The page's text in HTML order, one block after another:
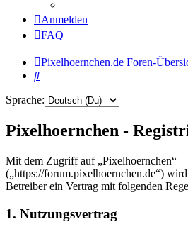
Anmelden
FAQ
Pixelhoernchen.de Foren-
Suche
Sprache:
Pixelhoernchen -
Mit dem Zugriff auf „Pixelhoernchen“
(„https://forum.pixelhoernchen.de“)
Betreiber ein Vertrag mit folgenden
1. Nutzungsvertrag